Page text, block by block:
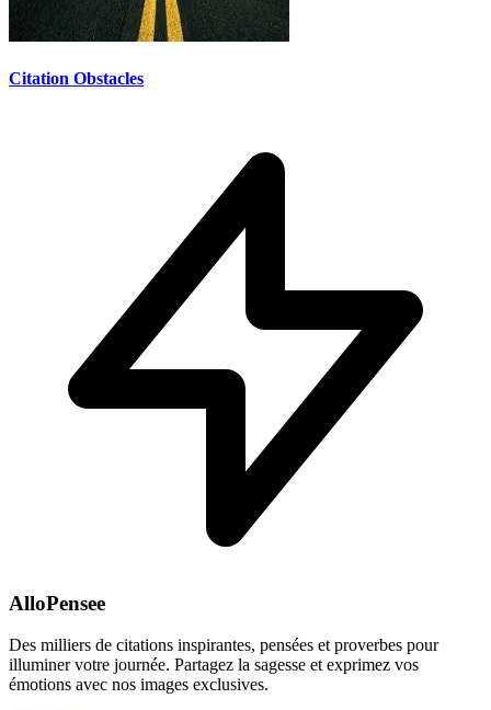
Citation Obstacles
AlloPensee
Des milliers de citations inspirantes, pensées et proverbes pour
illuminer votre journée. Partagez la sagesse et exprimez vos
émotions avec nos images exclusives.